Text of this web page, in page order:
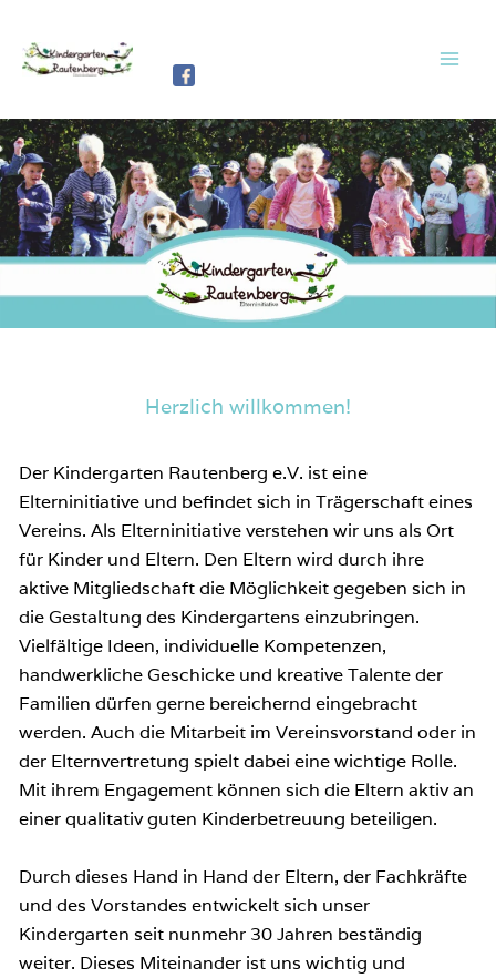
Inhalt
springen
Herzlich willkommen!
Der Kindergarten Rautenberg e.V. ist eine
Elterninitiative und befindet sich in Trägerschaft eines
Vereins. Als Elterninitiative verstehen wir uns als Ort
für Kinder und Eltern. Den Eltern wird durch ihre
aktive Mitgliedschaft die Möglichkeit gegeben sich in
die Gestaltung des Kindergartens einzubringen.
Vielfältige Ideen, individuelle Kompetenzen,
handwerkliche Geschicke und kreative Talente der
Familien dürfen gerne bereichernd eingebracht
werden. Auch die Mitarbeit im Vereinsvorstand oder in
der Elternvertretung spielt dabei eine wichtige Rolle.
Mit ihrem Engagement können sich die Eltern aktiv an
einer qualitativ guten Kinderbetreuung beteiligen.
Durch dieses Hand in Hand der Eltern, der Fachkräfte
und des Vorstandes entwickelt sich unser
Kindergarten seit nunmehr 30 Jahren beständig
weiter. Dieses Miteinander ist uns wichtig und